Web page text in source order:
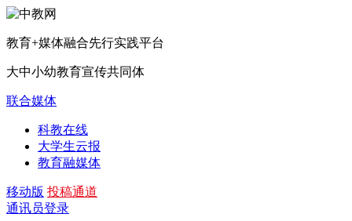
教育+媒体融合先行实践平台
大中小幼教育宣传共同体
联合媒体
科教在线
大学生云报
教育融媒体
移动版 投稿通道
通讯员登录